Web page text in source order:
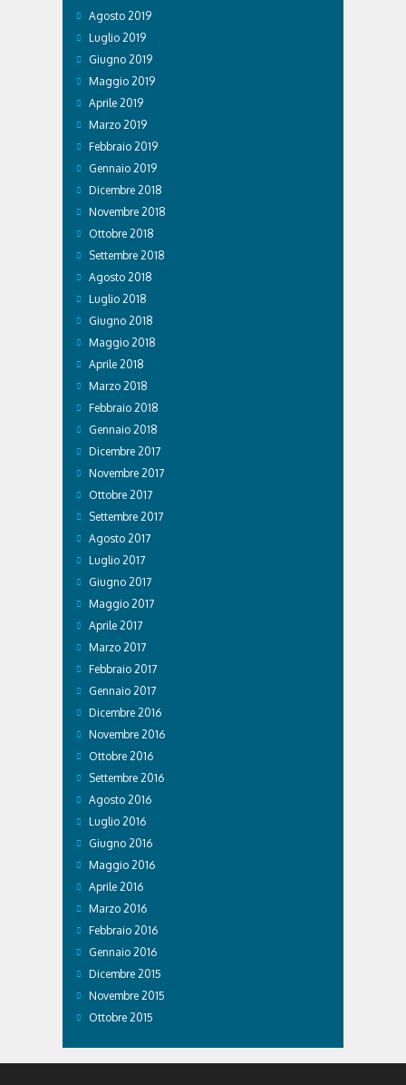
Agosto 2019
Luglio 2019
Giugno 2019
Maggio 2019
Aprile 2019
Marzo 2019
Febbraio 2019
Gennaio 2019
Dicembre 2018
Novembre 2018
Ottobre 2018
Settembre 2018
Agosto 2018
Luglio 2018
Giugno 2018
Maggio 2018
Aprile 2018
Marzo 2018
Febbraio 2018
Gennaio 2018
Dicembre 2017
Novembre 2017
Ottobre 2017
Settembre 2017
Agosto 2017
Luglio 2017
Giugno 2017
Maggio 2017
Aprile 2017
Marzo 2017
Febbraio 2017
Gennaio 2017
Dicembre 2016
Novembre 2016
Ottobre 2016
Settembre 2016
Agosto 2016
Luglio 2016
Giugno 2016
Maggio 2016
Aprile 2016
Marzo 2016
Febbraio 2016
Gennaio 2016
Dicembre 2015
Novembre 2015
Ottobre 2015